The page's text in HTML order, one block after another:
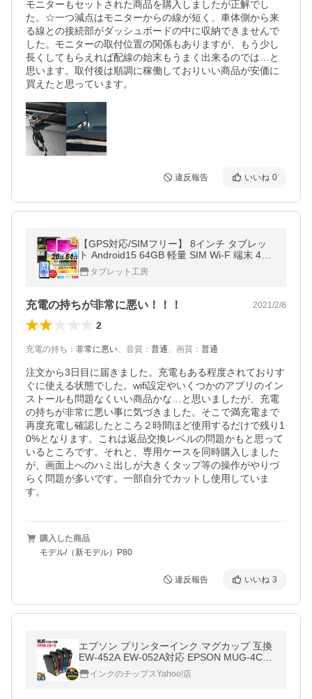
モニターもセットされた商品を購入しましたが正解でし
た。☆一つ減点はモニターからの線が短く、車体側から来
る線との接続部がダッシュボードの中に収納できませんで
した。モニターの取付位置の関係もありますが、もう少し
長くしてもらえれば配線の始末もうまく出来るのでは…と
思います。取付後は順調に稼働しておりいい商品が安価に
買えたと思っています。
違反報告 いいね 0
【GPS対応/SIMフリー】 8インチ タブレッ
ト Android15 64GB 軽量 SIM Wi-F 端末 4GL
TE Widevine タブレットpc 本体 ブラック S8
Proタブレット工房
充電の持ちが非常に悪い！！！ 2021/2/8
2
充電の持ち ： 非常に悪い、 音質 ： 普通、 画質 ： 普通
注文から3日目に届きました。充電もある程度されておりす
ぐに使える状態でした。wifi設定やいくつかのアプリのイン
ストールも問題なくいい商品かな…と思いましたが、充電
の持ちが非常に悪い事に気づきました。そこで満充電まで
再度充電し確認したところ２時間ほど使用するだけで残り1
0%となります。これは返品交換レベルの問題かもと思って
いるところです。それと、専用ケースを同時購入しました
が、画面上へのハミ出しが大きくタップ等の操作がやりづ
らく問題が多いです。一部自分でカットし使用していま
す。
購入した商品
モデル/（新モデル）P80
違反報告 いいね 3
エプソン プリンターインク マグカップ 互換
EW-452A EW-052A対応 EPSON MUG-4CL
互換 4色自由選択 互換インクカートリッジ
インクのチップスYahoo!店